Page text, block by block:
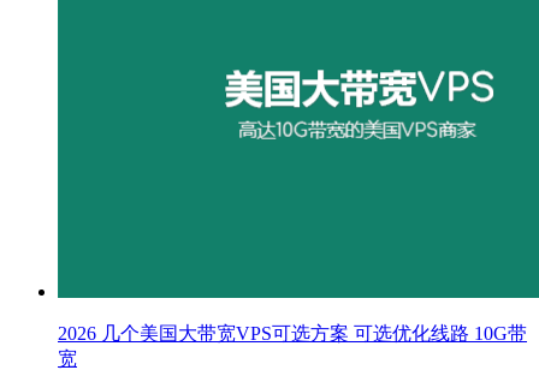
2026 几个美国大带宽VPS可选方案 可选优化线路 10G带
宽